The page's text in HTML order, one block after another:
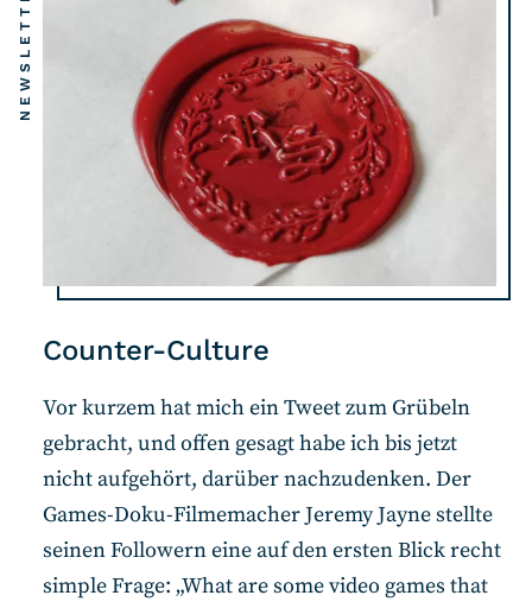
Counter-Culture
NEWSLETTER
Vor kurzem hat mich ein Tweet zum Grübeln
gebracht, und offen gesagt habe ich bis jetzt
nicht aufgehört, darüber nachzudenken. Der
Games-Doku-Filmemacher Jeremy Jayne stellte
seinen Followern eine auf den ersten Blick recht
simple Frage: „What are some video games that